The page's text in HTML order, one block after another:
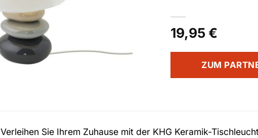
19,95 €
ZUM
Verleihen Sie Ihrem Zuhause mit der KHG Keramik-